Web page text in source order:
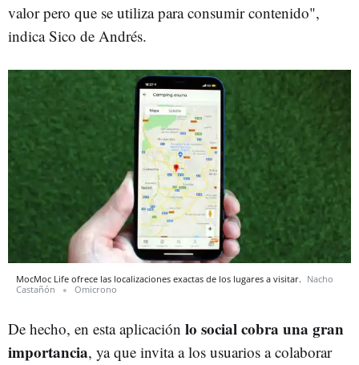
valor pero que se utiliza para consumir contenido",
indica Sico de Andrés.
MocMoc Life ofrece las localizaciones exactas de los lugares a visitar. Nacho
Castañón
Omicrono
De hecho, en esta aplicación lo social cobra una gran
importancia, ya que invita a los usuarios a colaborar